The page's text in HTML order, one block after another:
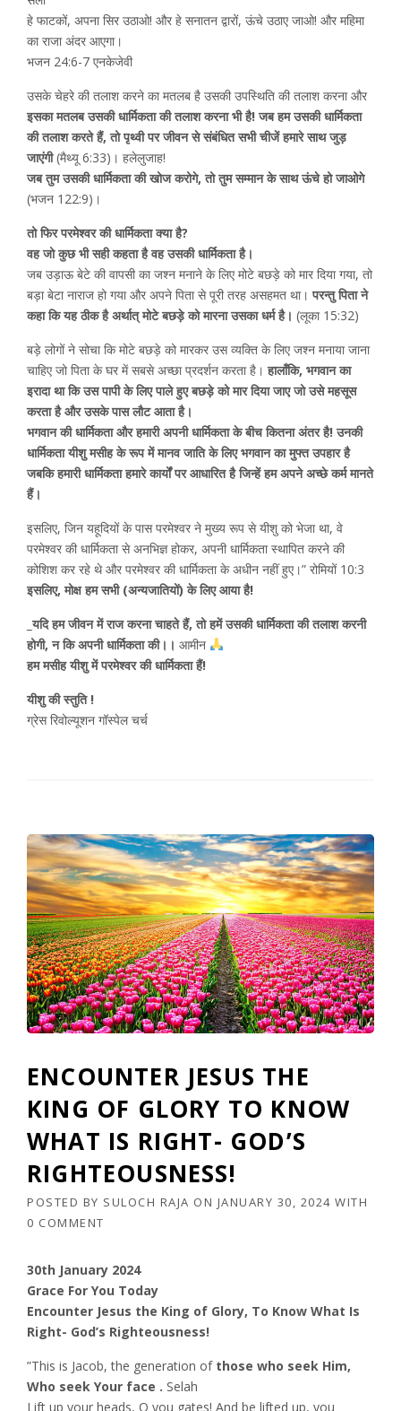
हे फाटकों, अपना सिर उठाओ! और हे सनातन द्वारों, ऊंचे उठाए जाओ! और महिमा
का राजा अंदर आएगा।
भजन 24:6-7 एनकेजेवी
उसके चेहरे की तलाश करने का मतलब है उसकी उपस्थिति की तलाश करना और
इसका मतलब उसकी धार्मिकता की तलाश करना भी है! जब हम उसकी धार्मिकता
की तलाश करते हैं, तो पृथ्वी पर जीवन से संबंधित सभी चीजें हमारे साथ जुड़
जाएंगी(मैथ्यू 6:33)। हलेलुजाह!
जब तुम उसकी धार्मिकता की खोज करोगे, तो तुम सम्मान के साथ ऊंचे हो जाओगे
(भजन 122:9)।
तो फिर परमेश्वर की धार्मिकता क्या है?
वह जो कुछ भी सही कहता है वह उसकी धार्मिकता है।
जब उड़ाऊ बेटे की वापसी का जश्न मनाने के लिए मोटे बछड़े को मार दिया गया, तो
बड़ा बेटा नाराज हो गया और अपने पिता से पूरी तरह असहमत था।परन्तु पिता ने
कहा कि यह ठीक है अर्थात् मोटे बछड़े को मारना उसका धर्म है। (लूका 15:32)
बड़े लोगों ने सोचा कि मोटे बछड़े को मारकर उस व्यक्ति के लिए जश्न मनाया जाना
चाहिए जो पिता के घर में सबसे अच्छा प्रदर्शन करता है। हालाँकि, भगवान का
इरादा था कि उस पापी के लिए पाले हुए बछड़े को मार दिया जाए जो उसे महसूस
करता है और उसके पास लौट आता है।
भगवान की धार्मिकता और हमारी अपनी धार्मिकता के बीच कितना अंतर है! उनकी
धार्मिकता यीशु मसीह के रूप में मानव जाति के लिए भगवान का मुफ्त उपहार है
जबकि हमारी धार्मिकता हमारे कार्यों पर आधारित है जिन्हें हम अपने अच्छे कर्म मानते
हैं।
इसलिए, जिन यहूदियों के पास परमेश्वर ने मुख्य रूप से यीशु को भेजा था, वे
परमेश्वर की धार्मिकता से अनभिज्ञ होकर, अपनी धार्मिकता स्थापित करने की
कोशिश कर रहे थे और परमेश्वर की धार्मिकता के अधीन नहीं हुए।” रोमियों 10:3
इसलिए, मोक्ष हम सभी (अन्यजातियों) के लिए आया है!
_यदि हम जीवन में राज करना चाहते हैं, तो हमें उसकी धार्मिकता की तलाश करनी
होगी, न कि अपनी धार्मिकता की।। आमीन
हम मसीह यीशु में परमेश्वर की धार्मिकता हैं!
यीशु की स्तुति !
ग्रेस रिवोल्यूशन गॉस्पेल चर्च
ENCOUNTER JESUS THE
KING OF GLORY TO KNOW
WHAT IS RIGHT- GOD’S
RIGHTEOUSNESS!
POSTED BY SULOCH RAJA ON JANUARY 30, 2024 WITH
0 COMMENT
30th January 2024
Grace For You Today
Encounter Jesus the King of Glory, To Know What Is
Right- God’s Righteousness!
”This is Jacob, the generation of those who seek Him,
Who seek Your face . Selah
Lift up your heads, O you gates! And be lifted up, you